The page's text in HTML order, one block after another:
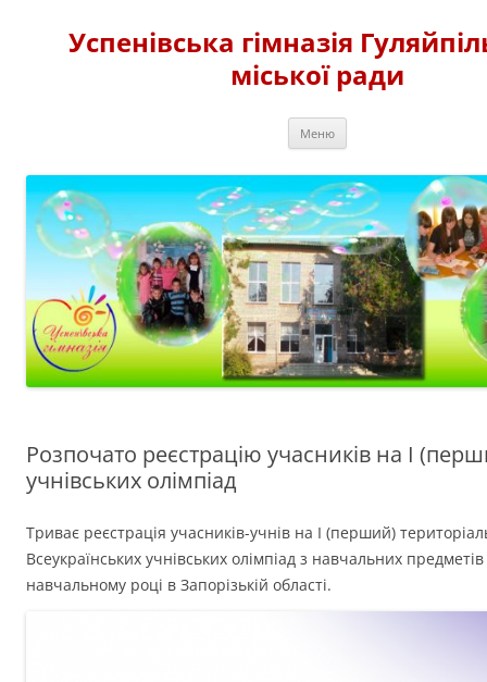
вмістуУспенівська гімназія
міської ради
Меню
Розпочато реєстрацію учасників на І
учнівських олімпіад
Триває реєстрація учасників-учнів на І (перший)
Всеукраїнських учнівських олімпіад з навчальних
навчальному році в Запорізькій області.